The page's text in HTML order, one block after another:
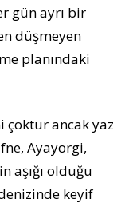
gün ayrı bir
düşmeyen
planındaki
çoktur ancak yaz
Ayayorgi,
aşığı olduğu
keyif